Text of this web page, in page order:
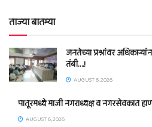
ताज्या बातम्या
जनतेच्या प्रश्नांवर
तंबी….!
AUGUST 6, 2026
पातूरमध्ये माजी नगराध्यक्ष व नगरसेवकात
AUGUST 6, 2026